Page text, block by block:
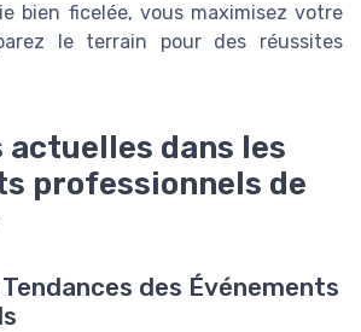
bien ficelée, vous maximisez votre
le terrain pour des réussites
actuelles dans les
professionnels de
des Événements